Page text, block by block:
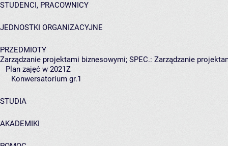
STUDENCI, PRACOWNICY
JEDNOSTKI ORGANIZACYJNE
PRZEDMIOTY
Zarządzanie projektami biznesowymi; SPEC.: Zarządzanie
Plan zajęć w 2021Z
Konwersatorium gr.1
STUDIA
AKADEMIKI